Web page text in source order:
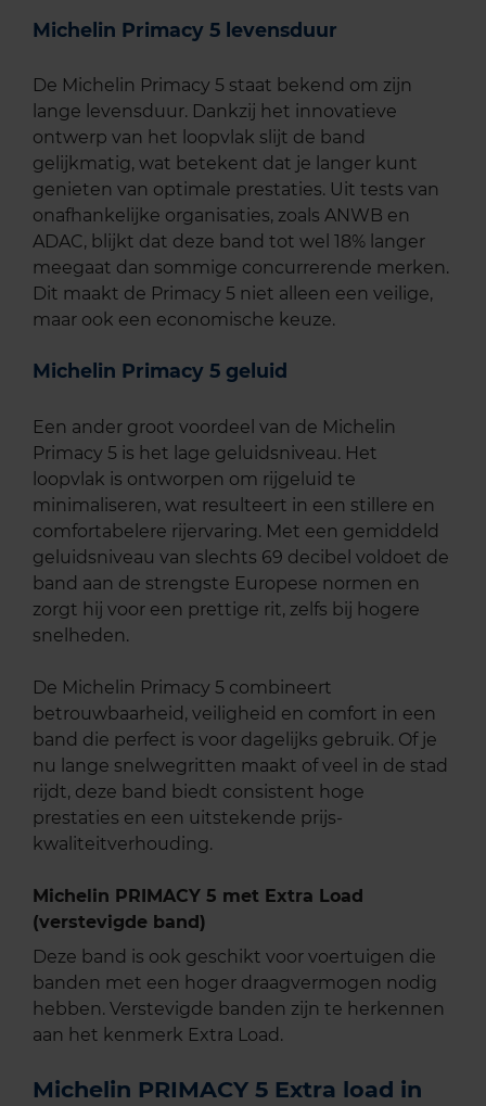
Michelin Primacy 5 levensduur
De Michelin Primacy 5 staat bekend om zijn
lange levensduur. Dankzij het innovatieve
ontwerp van het loopvlak slijt de band
gelijkmatig, wat betekent dat je langer kunt
genieten van optimale prestaties. Uit tests van
onafhankelijke organisaties, zoals ANWB en
ADAC, blijkt dat deze band tot wel 18% langer
meegaat dan sommige concurrerende merken.
Dit maakt de Primacy 5 niet alleen een veilige,
maar ook een economische keuze.
Michelin Primacy 5 geluid
Een ander groot voordeel van de Michelin
Primacy 5 is het lage geluidsniveau. Het
loopvlak is ontworpen om rijgeluid te
minimaliseren, wat resulteert in een stillere en
comfortabelere rijervaring. Met een gemiddeld
geluidsniveau van slechts 69 decibel voldoet de
band aan de strengste Europese normen en
zorgt hij voor een prettige rit, zelfs bij hogere
snelheden.
De Michelin Primacy 5 combineert
betrouwbaarheid, veiligheid en comfort in een
band die perfect is voor dagelijks gebruik. Of je
nu lange snelwegritten maakt of veel in de stad
rijdt, deze band biedt consistent hoge
prestaties en een uitstekende prijs-
kwaliteitverhouding.
Michelin PRIMACY 5 met Extra Load
(verstevigde band)
Deze band is ook geschikt voor voertuigen die
banden met een hoger draagvermogen nodig
hebben. Verstevigde banden zijn te herkennen
aan het kenmerk Extra Load.
Michelin PRIMACY 5 Extra load in